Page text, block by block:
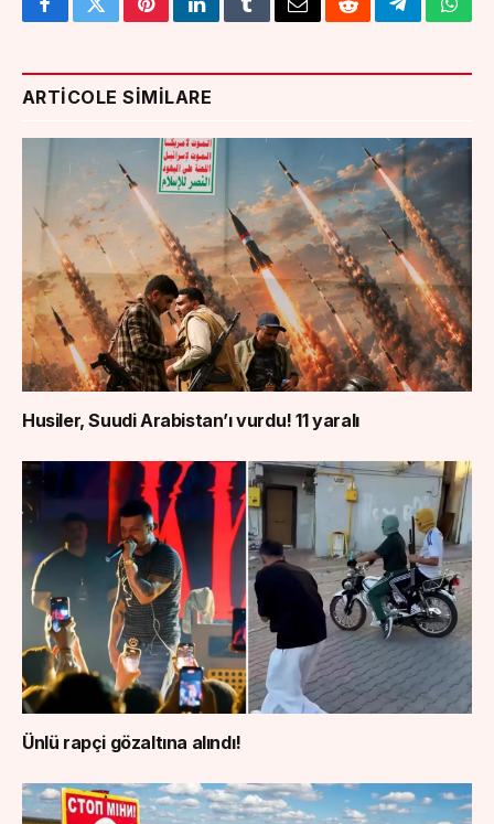
FacebookTwitterPinterestLinkedInTumblrEmailRedditTelegram
ARTICOLE SIMILARE
Husiler, Suudi Arabistan’ı vurdu! 11 yaralı
Ünlü rapçi gözaltına alındı!